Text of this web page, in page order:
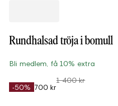
Rundhalsad tröja i bomull
Bli medlem, få 10% extra
-50% 700 kr
1 400 kr